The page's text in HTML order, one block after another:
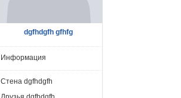
dgfhdgfh gfhfg
Информация
Стена dgfhdgfh